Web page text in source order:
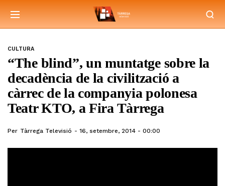
CULTURA
“The blind”, un muntatge sobre la
decadència de la civilització a
càrrec de la companyia polonesa
Teatr KTO, a Fira Tàrrega
Per Tàrrega Televisió 16, setembre, 2014 - 00:00